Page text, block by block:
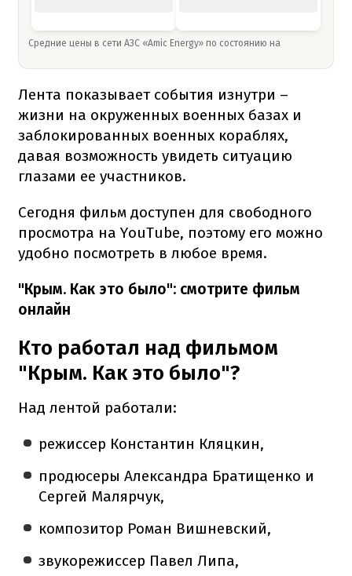
Средние цены в сети АЗС «Amic Energy» по состоянию на
Лента показывает события изнутри –
жизни на окруженных военных базах и
заблокированных военных кораблях,
давая возможность увидеть ситуацию
глазами ее участников.
Сегодня фильм доступен для свободного
просмотра на YouTube, поэтому его можно
удобно посмотреть в любое время.
"Крым. Как это было": смотрите фильм
онлайн
Кто работал над фильмом
"Крым. Как это было"?
Над лентой работали:
режиссер Константин Кляцкин,
продюсеры Александра Братищенко и
Сергей Малярчук,
композитор Роман Вишневский,
звукорежиссер Павел Липа,